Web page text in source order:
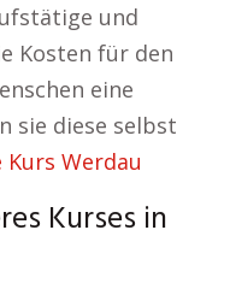
und
Kosten für den
eine
sie diese selbst
Werdau
Kurses in